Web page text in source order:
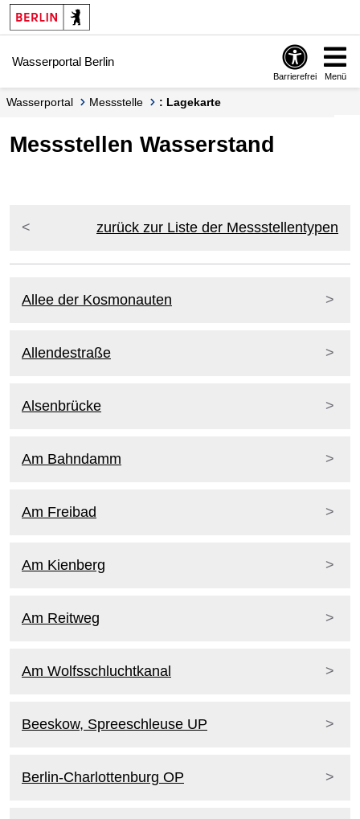
Springe zur Navigation
Springe zum Inhalt
Wasserportal Berlin
Barrierefrei Menü
Wasserportal Messstelle : Lagekarte
Messstellen Wasserstand
zurück zur Liste der Messstellentypen
Allee der Kosmonauten
Allendestraße
Alsenbrücke
Am Bahndamm
Am Freibad
Am Kienberg
Am Reitweg
Am Wolfsschluchtkanal
Beeskow, Spreeschleuse UP
Berlin-Charlottenburg OP